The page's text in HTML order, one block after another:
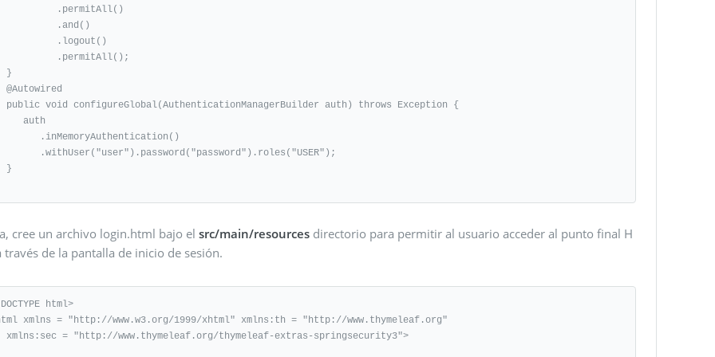
cree un archivo login.html bajo elsrc/main/resources directorio para permitir al usuario acceder al punto final H
través de la pantalla de inicio de sesión.
html>
xmlns = "http://www.w3.org/1999/xhtml" xmlns:th = "http://www.thymeleaf.org"